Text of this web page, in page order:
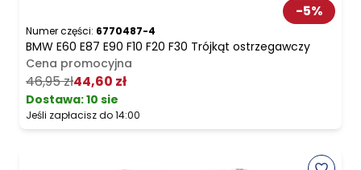
-5%
Numer części: 6770487-4
BMW E60 E87 E90 F10 F20 F30 Trójkąt ostrzegawczy
Cena promocyjna
46,95 zł44,60 zł
Dostawa:10 sie
Jeśli zapłacisz do 14:00